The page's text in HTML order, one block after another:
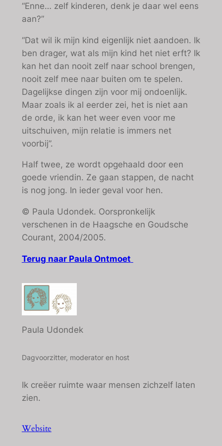
“Enne… zelf kinderen, denk je daar wel eens
aan?”
“Dat wil ik mijn kind eigenlijk niet aandoen. Ik
ben drager, wat als mijn kind het niet erft? Ik
kan het dan nooit zelf naar school brengen,
nooit zelf mee naar buiten om te spelen.
Dagelijkse dingen zijn voor mij ondoenlijk.
Maar zoals ik al eerder zei, het is niet aan
de orde, ik kan het weer even voor me
uitschuiven, mijn relatie is immers net
voorbij”.
Half twee, ze wordt opgehaald door een
goede vriendin. Ze gaan stappen, de nacht
is nog jong. In ieder geval voor hen.
© Paula Udondek. Oorspronkelijk
verschenen in de Haagsche en Goudsche
Courant, 2004/2005.
Terug naar Paula Ontmoet
Paula Udondek
Dagvoorzitter, moderator en host
Ik creëer ruimte waar mensen zichzelf laten
zien.
Website